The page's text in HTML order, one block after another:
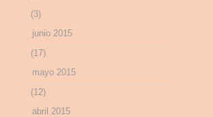
(3)
junio 2015
(17)
mayo 2015
(12)
abril 2015